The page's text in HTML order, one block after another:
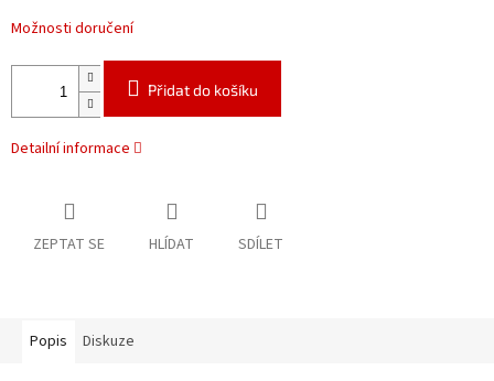
Možnosti doručení
Přidat do košíku
Detailní informace
ZEPTAT SE HLÍDAT SDÍLET
Popis Diskuze